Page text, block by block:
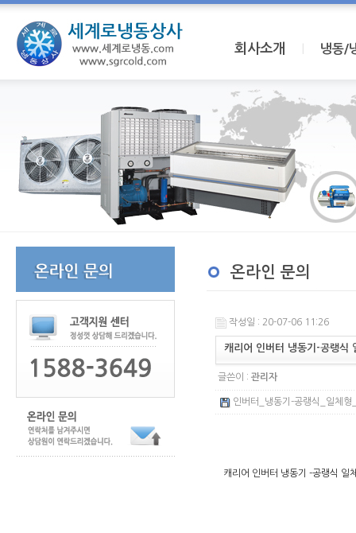
회사소개 냉동/
온라인 문의
작성일 : 20-07-06 11:26
캐리어 인버터 냉동기-공랭식
글쓴이 : 관리자
인버터_냉동기-공랭식_일체
캐리어 인버터 냉동기 -공랭식 일